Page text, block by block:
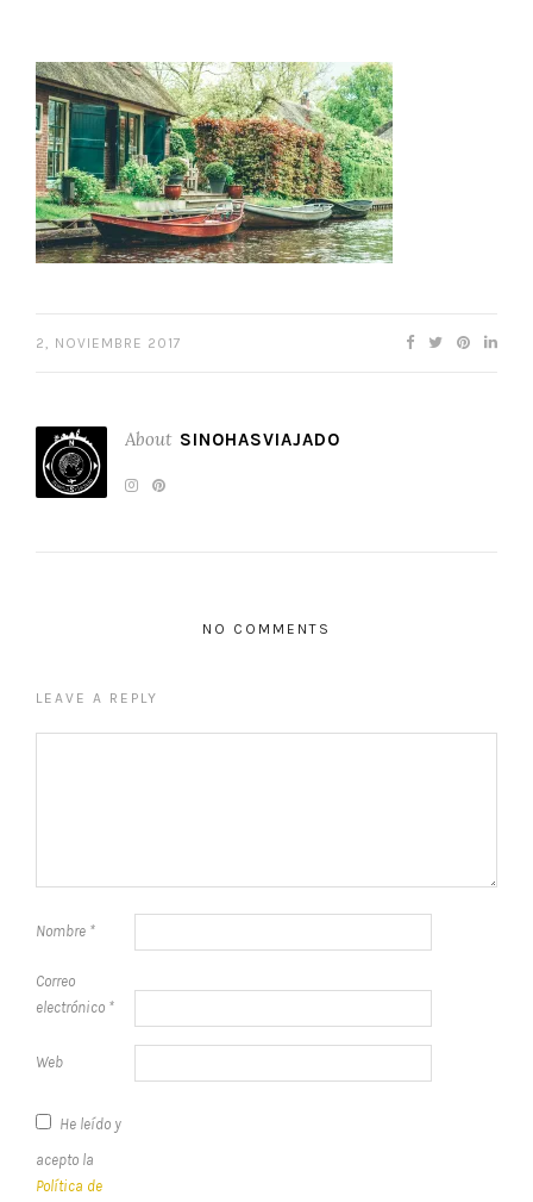
2, NOVIEMBRE 2017
About SINOHASVIAJADO
NO COMMENTS
LEAVE A REPLY
Nombre *
Correo
electrónico *
Web
He leído y
acepto la
Política de